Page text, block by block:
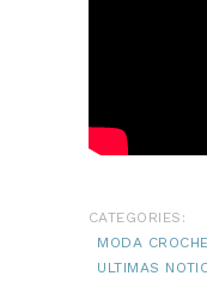
CATEGORIES:
MODA
ULTIMAS